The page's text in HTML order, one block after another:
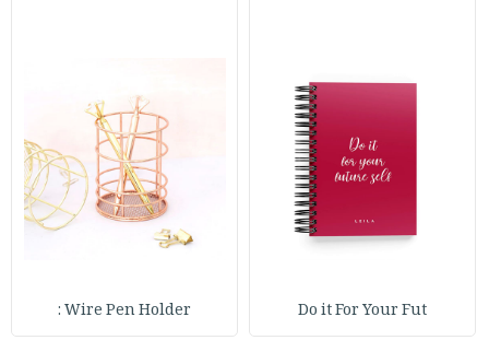
Do it For Your Fut
Wire Pen Holder :